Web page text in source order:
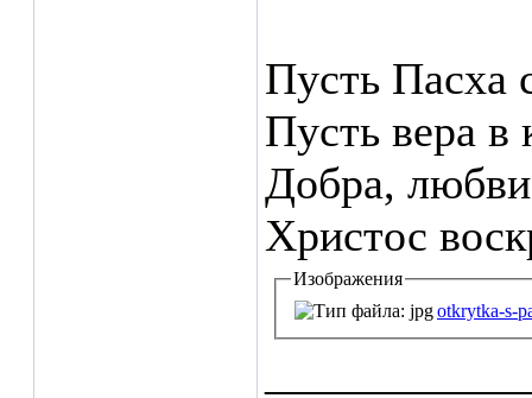
Пусть Пасха
Пусть вера в
Добра,
Христос
Изображения
otkrytka-s-